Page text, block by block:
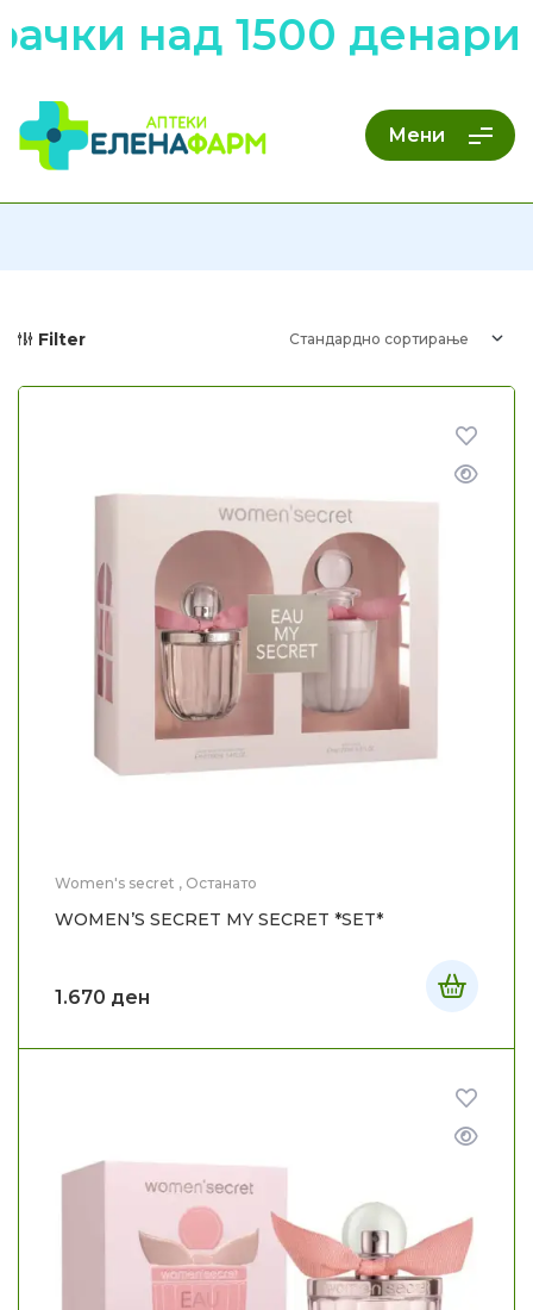
над 1500 денари
Мени
Filter
Women's secret , Останато
WOMEN’S SECRET MY SECRET *SET*
1.670 ден